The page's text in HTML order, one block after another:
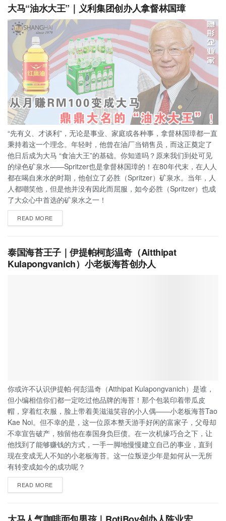
大马“油水大王”｜义利集团创办人拿督林国璋
“先有义、才谈利”，无论是事业、家庭或各种事，拿督林国璋都一直
秉持着这一个理念。年轻时，他曾在油厂当销售员，而这正奠定了
他日后成为大马 “食油大王”的基础。你知道吗？原来我们到处可见
的绿色矿泉水——Spritzer也是拿督林国璋的！在80年代末，在人人
都在喝自来水的时期，他创立了必胜（Spritzer）矿泉水。当年，人
人都嘲笑他，但是他并没有因此而屈服，如今必胜（Spritzer）也成
了大众心中首选的矿泉水之一！
READ MORE
泰国海苔王子｜伊提帕柯彭温奇（Aitthipat
Kulapongvanich）小老板海苔创办人
你或许不认识伊提帕·何彭温奇（Atthipat Kulapongvanich）是谁，
但小编相信你们都一定吃过他品牌的海苔！那个包装印着带瓜皮
帽，穿着红衣服，脸上带着美滋滋笑容的小人偶——小老板海苔Tao
Kae Noi。但不幸的是，这一位原本整天游手好闲的富家子，父母却
不幸宣告破产，独留他在泰国身负巨债。在一次机缘巧合之下，让
他找到了能够赚钱的方式，一手一脚地慢慢建立自己的事业，直到
现在变成无人不知的小老板海苔。这一位叛逆少年是如何从一无所
有转变成如今的成功呢？
READ MORE